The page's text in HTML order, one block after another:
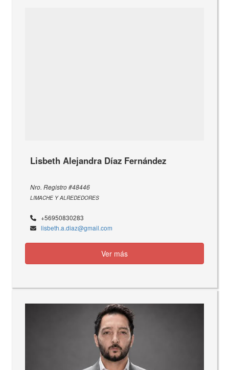
Lisbeth Alejandra Díaz Fernández
Nro. Registro #48446
LIMACHE Y ALREDEDORES
+56950830283
lisbeth.a.diaz@gmail.com
Ver más